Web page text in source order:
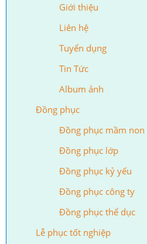
Giới thiệu
Liên hệ
Tuyển dụng
Tin Tức
Album ảnh
Đồng phục
Đồng phục mầm non
Đồng phục lớp
Đồng phục kỷ yếu
Đồng phục công ty
Đồng phục thể dục
Lễ phục tốt nghiệp